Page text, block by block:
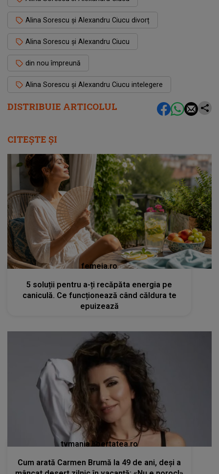
DISTRIBUIE ARTICOLUL
Alina Sorescu și Alexandru Ciucu divorț
Alina Sorescu și Alexandru Ciucu
din nou împreună
Alina Sorescu și Alexandru Ciucu intelegere
CITEȘTE ȘI
femeia.ro
5 soluții pentru a-ți recăpăta energia pe
caniculă. Ce funcționează când căldura te
epuizează
tvmania.libertatea.ro
Cum arată Carmen Brumă la 49 de ani, deși a